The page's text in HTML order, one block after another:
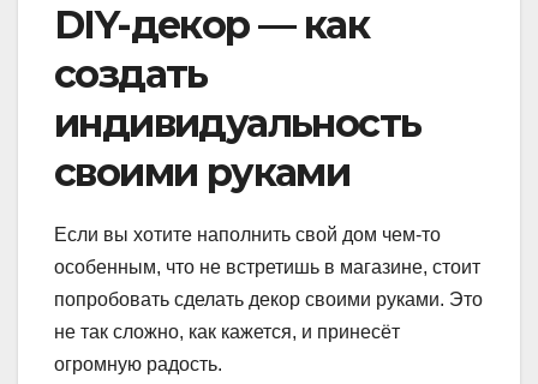
DIY-декор — как
создать
индивидуальность
своими руками
Если вы хотите наполнить свой дом чем-то
особенным, что не встретишь в магазине, стоит
попробовать сделать декор своими руками. Это
не так сложно, как кажется, и принесёт
огромную радость.